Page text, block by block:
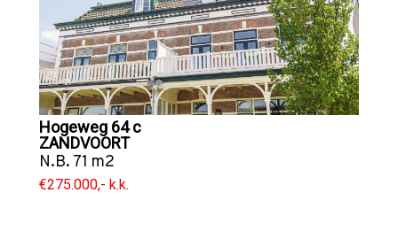
Hogeweg 64 c
ZANDVOORT
N.B. 71 m2
€275.000,- k.k.